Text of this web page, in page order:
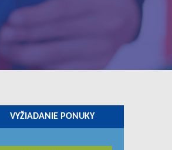
VYŽIADANIE PONUKY